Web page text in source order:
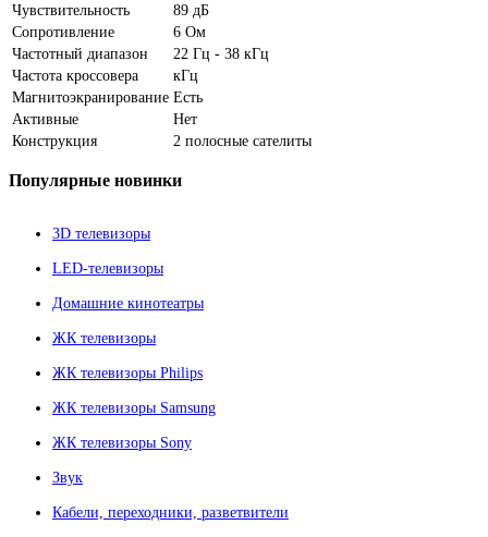
Чувствительность
89 дБ
Сопротивление
6 Ом
Частотный диапазон
22 Гц - 38 кГц
Частота кроссовера
кГц
Магнитоэкранирование Есть
Активные
Нет
Конструкция
2 полосные сателиты
Популярные новинки
3D телевизоры
LED-телевизоры
Домашние кинотеатры
ЖК телевизоры
ЖК телевизоры Philips
ЖК телевизоры Samsung
ЖК телевизоры Sony
Звук
Кабели, переходники, разветвители